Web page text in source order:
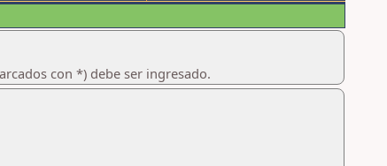
con *) debe ser ingresado.